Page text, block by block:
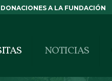
DONACIONES A LA FUNDACIÓN
NOTICIAS